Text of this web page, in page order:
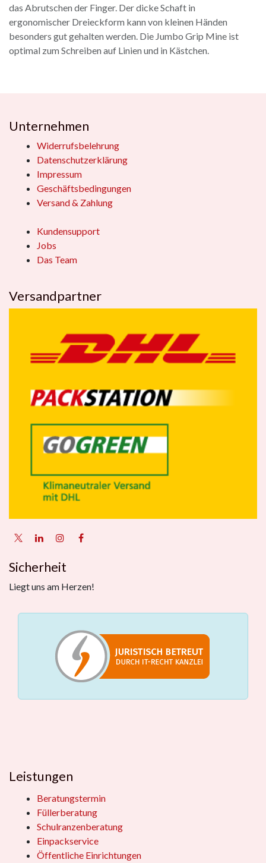
das Abrutschen der Finger. Der dicke Schaft in
ergonomischer Dreieckform kann von kleinen Händen
besonders gut gehalten werden. Die Jumbo Grip Mine ist
optimal zum Schreiben auf Linien und in Kästchen.
Unternehmen
Widerrufsbelehrung
Datenschutzerklärung
Impressum
Geschäftsbedingungen
Versand & Zahlung
Kundensupport
Jobs
Das Team
Versandpartner
Sicherheit
Liegt uns am Herzen!
Leistungen
Beratungstermin
Füllerberatung
Schulranzenberatung
Einpackservice
Öffentliche Einrichtungen